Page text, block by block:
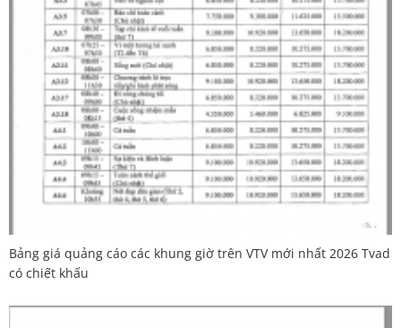
Bảng giá quảng cáo các khung giờ trên VTV mới nhất 2026 Tvad
có chiết khấu